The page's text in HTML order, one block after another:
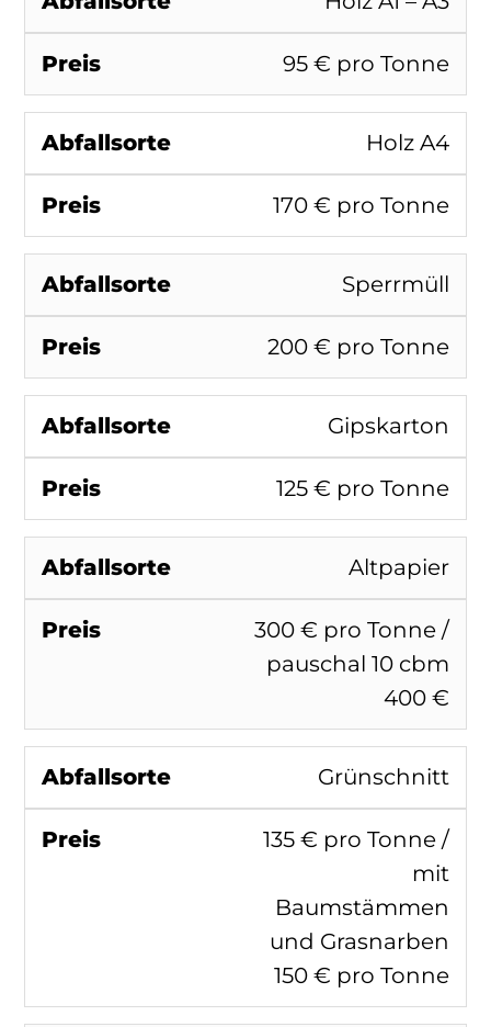
95 € pro Tonne
Holz A4
170 € pro Tonne
Sperrmüll
200 € pro Tonne
Gipskarton
125 € pro Tonne
Altpapier
300 € pro Tonne /
pauschal 10 cbm
400 €
Grünschnitt
135 € pro Tonne /
mit
Baumstämmen
und Grasnarben
150 € pro Tonne